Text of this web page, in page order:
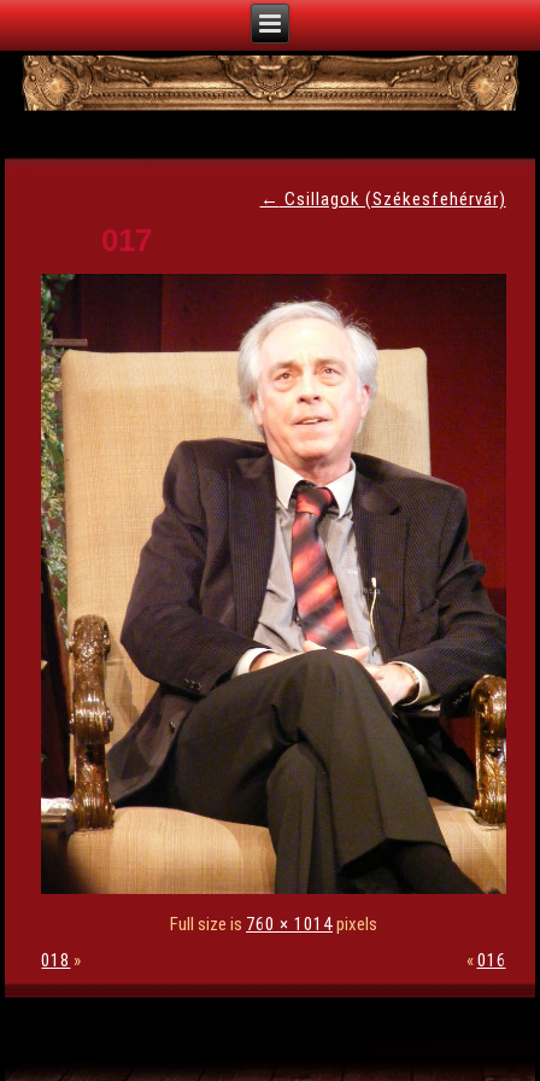
← Csillagok (Székesfehérvár)
017
Full size is 760 × 1014pixels
018 » «016